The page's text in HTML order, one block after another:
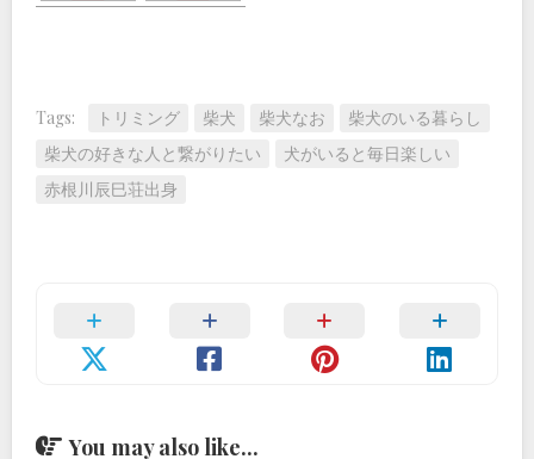
Tags: トリミング 柴犬 柴犬なお
柴犬のいる暮らし
柴犬の好きな人と繋がりたい
犬がいると毎日楽しい
赤根川辰巳荘出身
You may also like...